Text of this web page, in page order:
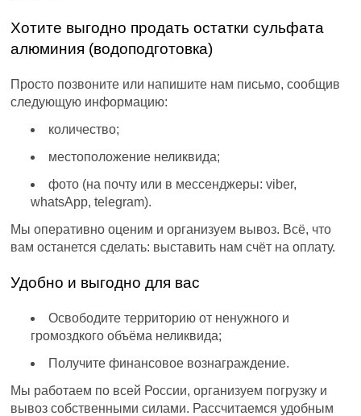
Хотите выгодно продать остатки сульфата
алюминия (водоподготовка)
Просто позвоните или напишите нам письмо, сообщив
следующую информацию:
количество;
местоположение неликвида;
фото (на почту или в мессенджеры: viber,
whatsApp, telegram).
Мы оперативно оценим и организуем вывоз. Всё, что
вам останется сделать: выставить нам счёт на оплату.
Удобно и выгодно для вас
Освободите территорию от ненужного и
громоздкого объёма неликвида;
Получите финансовое вознаграждение.
Мы работаем по всей России, организуем погрузку и
вывоз собственными силами. Рассчитаемся удобным